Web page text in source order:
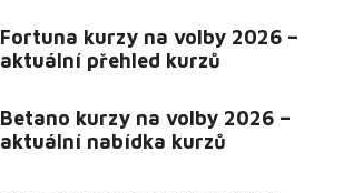
Fortuna kurzy na volby 2026 –
aktuální přehled kurzů
Betano kurzy na volby 2026 –
aktuální nabídka kurzů